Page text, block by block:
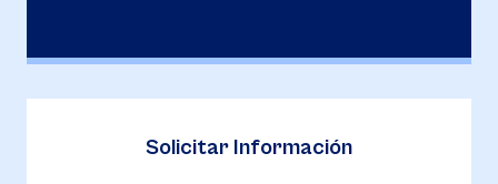
Solicitar Información